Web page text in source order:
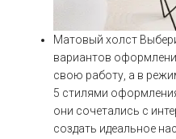
Матовый холст
вариантов
свою работу, а в
5 стилями
они сочетались с
создать идеальное